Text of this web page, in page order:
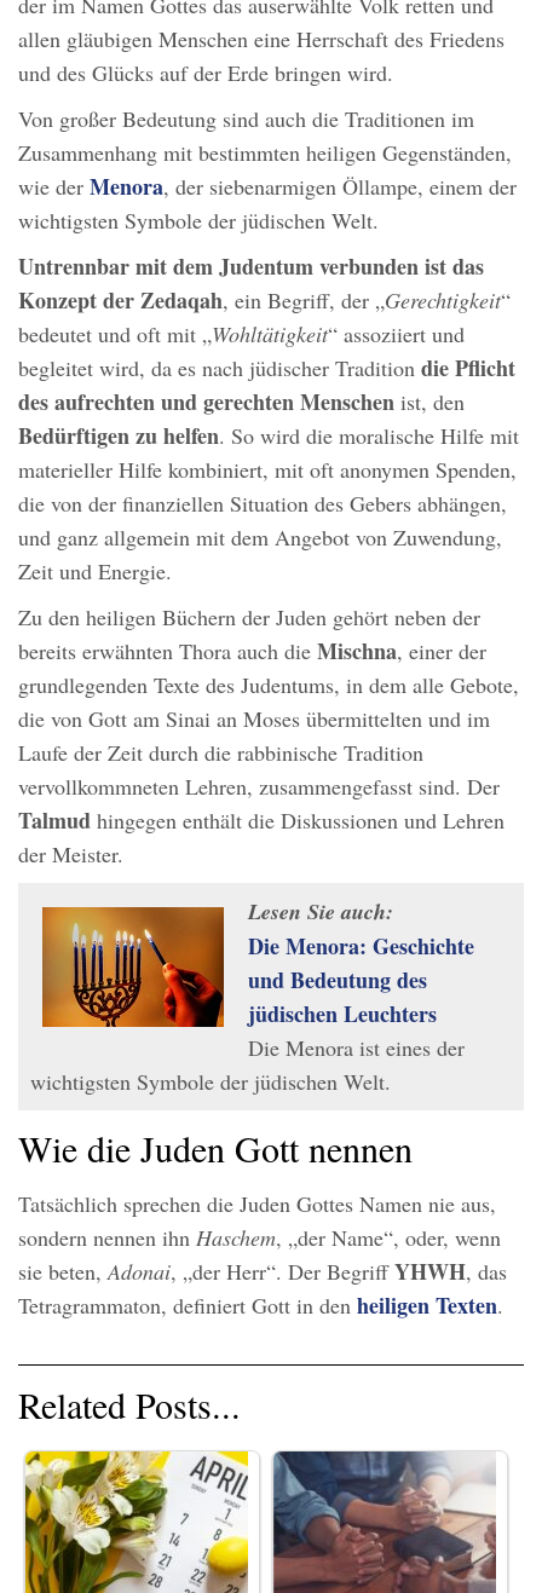
allen gläubigen Menschen eine Herrschaft des Friedens
und des Glücks auf der Erde bringen wird.
Von großer Bedeutung sind auch die Traditionen im
Zusammenhang mit bestimmten heiligen Gegenständen,
wie der Menora, der siebenarmigen Öllampe, einem der
wichtigsten Symbole der jüdischen Welt.
Untrennbar mit dem Judentum verbunden ist das
Konzept der Zedaqah, ein Begriff, der „Gerechtigkeit“
bedeutet und oft mit „Wohltätigkeit“ assoziiert und
begleitet wird, da es nach jüdischer Tradition die Pflicht
des aufrechten und gerechten Menschen ist, den
Bedürftigen zu helfen. So wird die moralische Hilfe mit
materieller Hilfe kombiniert, mit oft anonymen Spenden,
die von der finanziellen Situation des Gebers abhängen,
und ganz allgemein mit dem Angebot von Zuwendung,
Zeit und Energie.
Zu den heiligen Büchern der Juden gehört neben der
bereits erwähnten Thora auch die Mischna, einer der
grundlegenden Texte des Judentums, in dem alle Gebote,
die von Gott am Sinai an Moses übermittelten und im
Laufe der Zeit durch die rabbinische Tradition
vervollkommneten Lehren, zusammengefasst sind. Der
Talmud hingegen enthält die Diskussionen und Lehren
der Meister.
Lesen Sie auch:
Die Menora: Geschichte
und Bedeutung des
jüdischen Leuchters
Die Menora ist eines der
wichtigsten Symbole der jüdischen Welt.
Wie die Juden Gott nennen
Tatsächlich sprechen die Juden Gottes Namen nie aus,
sondern nennen ihn Haschem, „der Name“, oder, wenn
sie beten, Adonai, „der Herr“. Der BegriffYHWH, das
Tetragrammaton, definiert Gott in den heiligen Texten.
Related Posts...